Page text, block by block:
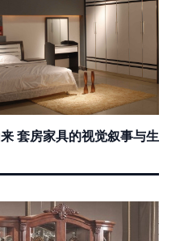
套房家具的视觉叙事与生